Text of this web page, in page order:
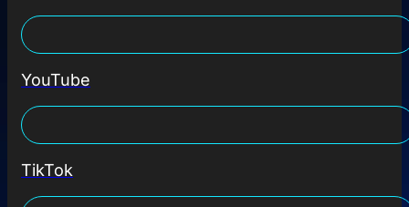
YouTube
TikTok